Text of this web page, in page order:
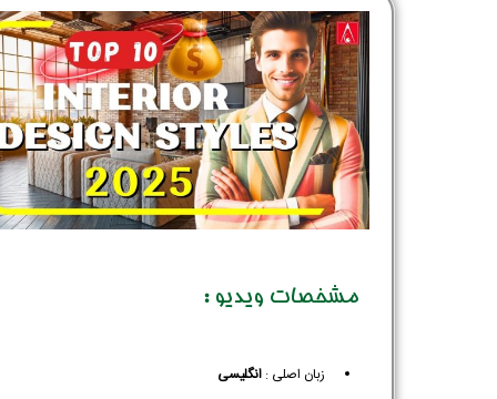
مشخصات ویدیو :
زبان اصلی : انگلیسی